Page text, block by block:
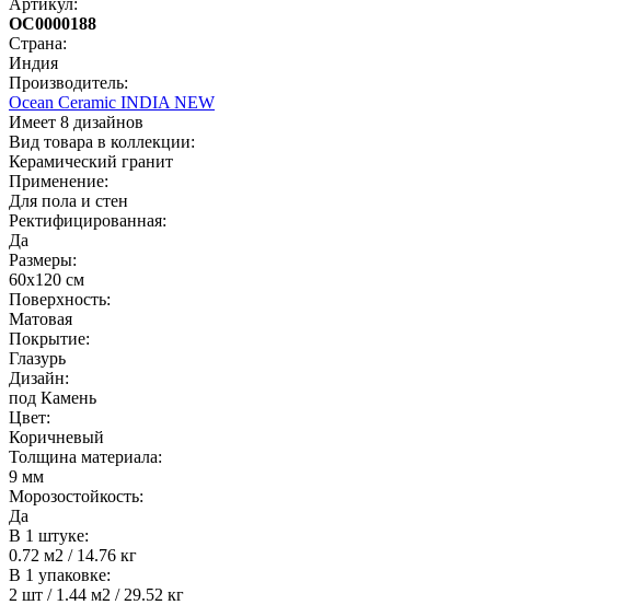
Артикул:
OC0000188
Страна:
Индия
Производитель:
Ocean Ceramic INDIA NEW
Имеет 8 дизайнов
Вид товара в коллекции:
Керамический гранит
Применение:
Для пола и стен
Ректифицированная:
Да
Размеры:
60х120 см
Поверхность:
Матовая
Покрытие:
Глазурь
Дизайн:
под Камень
Цвет:
Коричневый
Толщина материала:
9 мм
Морозостойкость:
Да
В 1 штуке:
0.72 м2 / 14.76 кг
В 1 упаковке:
2 шт / 1.44 м2 / 29.52 кг